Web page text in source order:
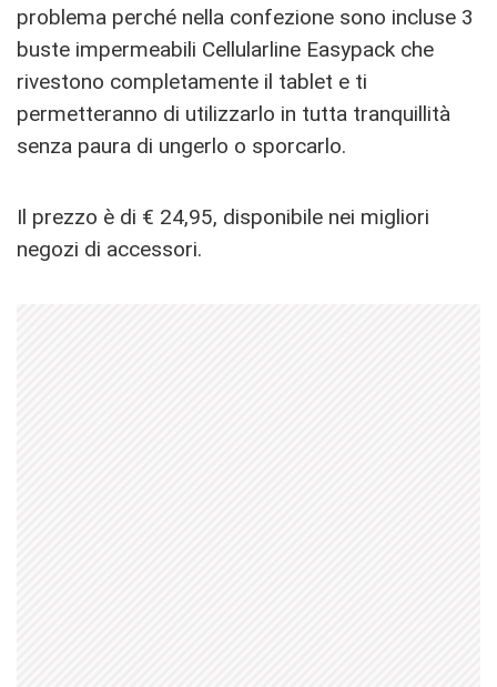
problema perché nella confezione sono incluse 3
buste impermeabili Cellularline Easypack che
rivestono completamente il tablet e ti
permetteranno di utilizzarlo in tutta tranquillità
senza paura di ungerlo o sporcarlo.
Il prezzo è di € 24,95, disponibile nei migliori
negozi di accessori.